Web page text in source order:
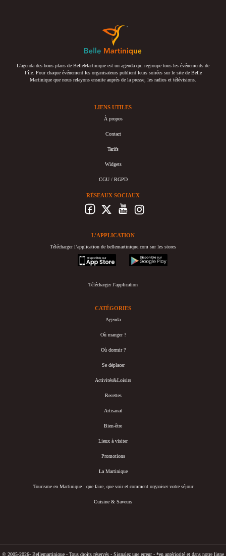
L’agenda des bons plans de BelleMartinique est un agenda qui regroupe tous les événements de
l’île. Pour chaque événement les organisateurs publient leurs soirées sur le site de Belle
Martinique que nous relayons ensuite auprès de la presse, les radios et télévisions.
LIENS UTILES
À propos
Contact
Tarifs
Widgets
CGU / RGPD
RÉSEAUX SOCIAUX
L’APPLICATION
Télécharger l’application de bellemartinique.com sur les stores
appstore
googleplay
Télécharger l’application
CATÉGORIES
Agenda
Où manger ?
Où dormir ?
Se déplacer
Activités&Loisirs
Recettes
Artisanat
Bien-être
Lieux à visiter
Promotions
La Martinique
Tourisme en Martinique : que faire, que voir et comment organiser votre séjour
Cuisine & Saveurs
© 2005-2026- Bellemartinique - Tous droits réservés - Signalez une erreur - *en antériorité et dans notre ligne